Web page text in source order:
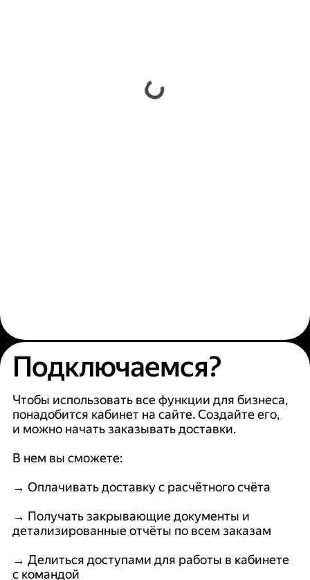
Подключаемся?
Чтобы использовать все функции для бизнеса,
понадобится кабинет на сайте. Создайте его,
и можно начать заказывать доставки.
В нем вы сможете:
→ Оплачивать доставку с расчётного счёта
→ Получать закрывающие документы и
детализированные отчёты по всем заказам
→ Делиться доступами для работы в кабинете
с командой